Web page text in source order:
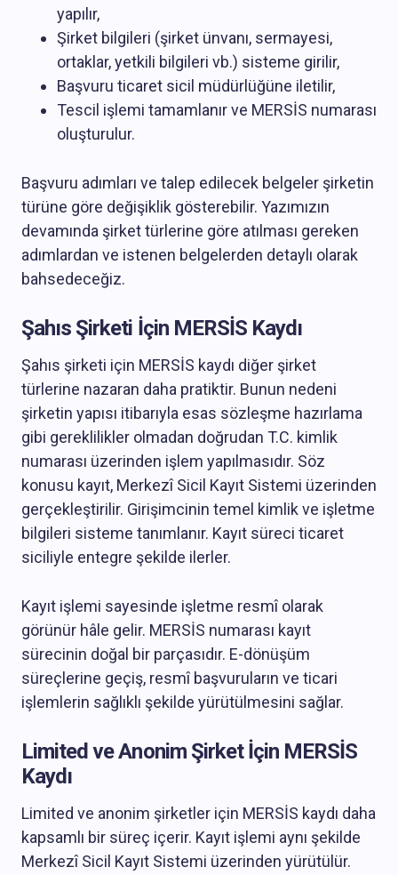
yapılır,
Şirket bilgileri (şirket ünvanı, sermayesi,
ortaklar, yetkili bilgileri vb.) sisteme girilir,
Başvuru ticaret sicil müdürlüğüne iletilir,
Tescil işlemi tamamlanır ve MERSİS numarası
oluşturulur.
Başvuru adımları ve talep edilecek belgeler şirketin
türüne göre değişiklik gösterebilir. Yazımızın
devamında şirket türlerine göre atılması gereken
adımlardan ve istenen belgelerden detaylı olarak
bahsedeceğiz.
Şahıs Şirketi İçin MERSİS Kaydı
Şahıs şirketi için MERSİS kaydı diğer şirket
türlerine nazaran daha pratiktir. Bunun nedeni
şirketin yapısı itibarıyla esas sözleşme hazırlama
gibi gereklilikler olmadan doğrudan T.C. kimlik
numarası üzerinden işlem yapılmasıdır. Söz
konusu kayıt, Merkezî Sicil Kayıt Sistemi üzerinden
gerçekleştirilir. Girişimcinin temel kimlik ve işletme
bilgileri sisteme tanımlanır. Kayıt süreci ticaret
siciliyle entegre şekilde ilerler.
Kayıt işlemi sayesinde işletme resmî olarak
görünür hâle gelir. MERSİS numarası kayıt
sürecinin doğal bir parçasıdır. E-dönüşüm
süreçlerine geçiş, resmî başvuruların ve ticari
işlemlerin sağlıklı şekilde yürütülmesini sağlar.
Limited ve Anonim Şirket İçin MERSİS
Kaydı
Limited ve anonim şirketler için MERSİS kaydı daha
kapsamlı bir süreç içerir. Kayıt işlemi aynı şekilde
Merkezî Sicil Kayıt Sistemi üzerinden yürütülür.